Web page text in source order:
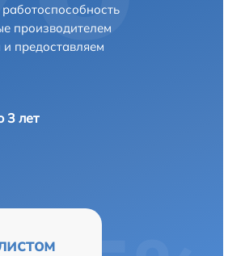
производителем
предоставляем
3 лет